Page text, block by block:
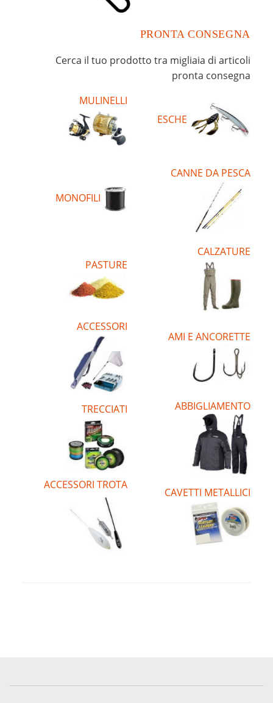
PRONTA CONSEGNA
Cerca il tuo prodotto tra migliaia di articoli
pronta consegna
MULINELLI
ESCHE
MONOFILI
CANNE DA PESCA
PASTURE
CALZATURE
ACCESSORI
AMI E ANCORETTE
TRECCIATI ABBIGLIAMENTO
ACCESSORI TROTA
CAVETTI METALLICI